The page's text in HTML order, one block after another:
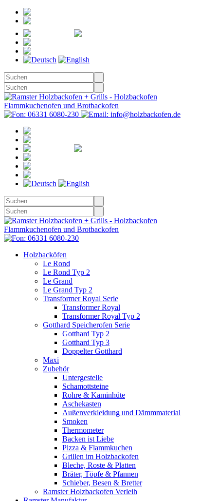
Holzbacköfen
Le Rond
Le Rond Typ 2
Le Grand
Le Grand Typ 2
Transformer Royal Serie
Transformer Royal
Transformer Royal Typ 2
Gotthard Speicherofen Serie
Gotthard Typ 2
Gotthard Typ 3
Doppelter Gotthard
Maxi
Zubehör
Untergestelle
Schamottsteine
Rohre & Kaminhüte
Aschekasten
Außenverkleidung und Dämmmaterial
Smoken
Thermometer
Backen ist Liebe
Pizza & Flammkuchen
Grillen im Holzbackofen
Bleche, Roste & Platten
Bräter, Töpfe & Pfannen
Schieber, Besen & Bretter
Ramster Holzbackofen Verleih